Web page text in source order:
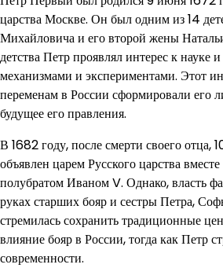
царства Москве. Он был одним из 14
Михайловича и его второй жены
детства Петр проявлял интерес к науке
механизмами и экспериментами. Этот
переменам в России сформировали его
будущее его правления.
В 1682 году, после смерти своего отца,
объявлен царем Русского царства
полубратом Иваном V. Однако, власть
руках старших бояр и сестры Петра,
стремилась сохранить традиционные
влияние бояр в России, тогда как Петр
современности.